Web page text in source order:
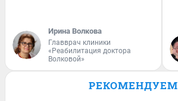
Ирина Волкова
Главврач клиники
«Реабилитация доктора
Волковой»
РЕКОМЕНДУЕМ